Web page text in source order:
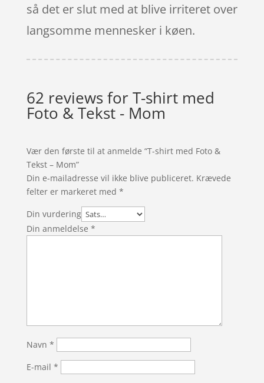
så det er slut med at blive irriteret over
langsomme mennesker i køen.
62 reviews forT-shirt med
Foto & Tekst - Mom
Vær den første til at anmelde “T-shirt med Foto &
Tekst – Mom”
Din e-mailadresse vil ikke blive publiceret. Krævede
felter er markeret med *
Din vurdering
Din anmeldelse *
Navn *
E-mail *